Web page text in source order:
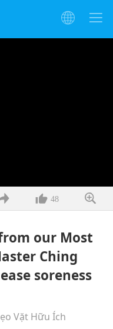
48
our Most
Ching
soreness
Vặt Hữu Ích